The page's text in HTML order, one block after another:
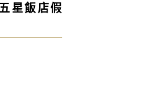
星飯店假